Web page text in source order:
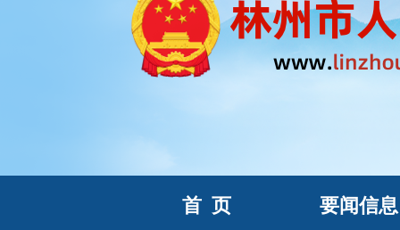
首 页 要闻信息